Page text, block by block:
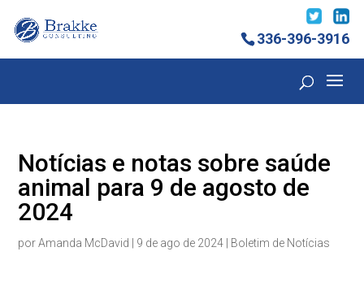
336-396-3916
Notícias e notas sobre saúde
animal para 9 de agosto de
2024
porAmanda McDavid 9 de ago de 2024 Boletim de Notícias